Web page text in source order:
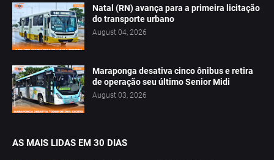
Natal (RN) avança para a primeira licitação
do transporte urbano
August 04, 2026
Maraponga desativa cinco ônibus e retira
de operação seu último Senior Midi
August 03, 2026
AS MAIS LIDAS EM 30 DIAS